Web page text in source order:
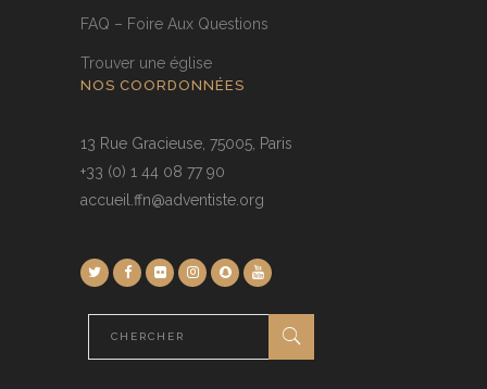
FAQ – Foire Aux Questions
Trouver une église
NOS COORDONNÉES
13 Rue Gracieuse, 75005, Paris
+33 (0) 1 44 08 77 90
accueil.ffn@adventiste.org